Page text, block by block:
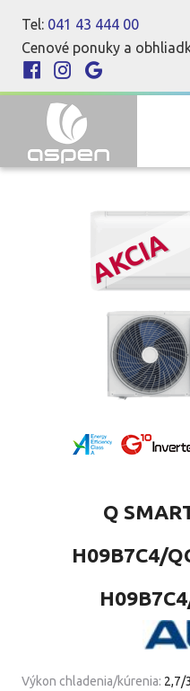
Tel: 041 43 444 00
Cenové ponuky a
AKCIA
Q
H09B7C4/
Výkon chladenia/kúrenia: 2,7/